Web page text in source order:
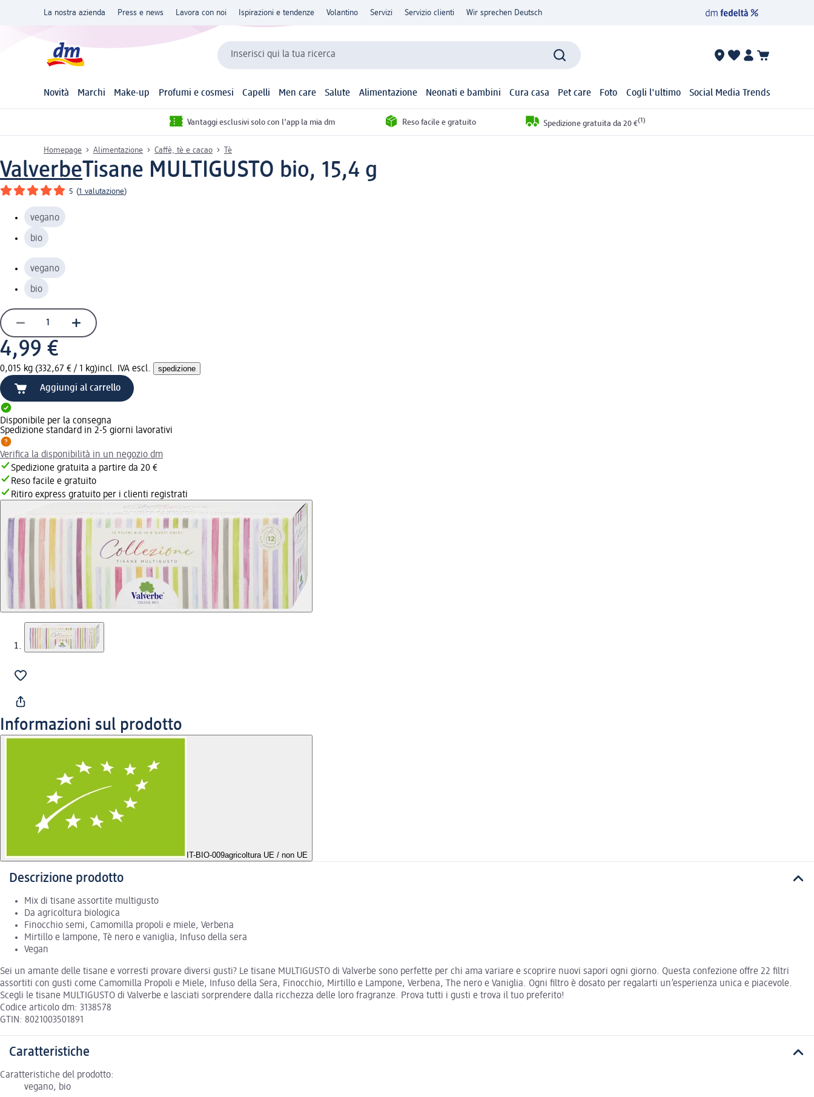
La nostra azienda Press e news Lavora con noi Ispirazioni e tendenze Volantino Servizi Servizio clienti Wir sprechen Deutsch
Inserisci qui la tua ricerca
Novità Marchi Make-up Profumi e cosmesi Capelli Men care Salute Alimentazione Neonati e bambini Cura casa Pet care Foto Cogli l'ultimo Social Media Trends
Vantaggi esclusivi solo con l'app la mia dm Reso facile e gratuito Spedizione gratuita da 20 €(1)
Homepage Alimentazione Caffè, tè e cacao Tè
ValverbeTisane MULTIGUSTO bio, 15,4 g
5 (1 valutazione)
vegano
bio
vegano
bio
4,99 €
0,015 kg (332,67 € / 1 kg)incl. IVA escl. spedizione
Aggiungi al carrello
Disponibile per la consegna
Spedizione standard in 2-5 giorni lavorativi
Verifica la disponibilità in un negozio dm
Spedizione gratuita a partire da 20 €
Reso facile e gratuito
Ritiro express gratuito per i clienti registrati
Informazioni sul prodotto
IT-BIO-009agricoltura UE / non UE
Descrizione prodotto
Mix di tisane assortite multigusto
Da agricoltura biologica
Finocchio semi, Camomilla propoli e miele, Verbena
Mirtillo e lampone, Tè nero e vaniglia, Infuso della sera
Vegan
Sei un amante delle tisane e vorresti provare diversi gusti? Le tisane MULTIGUSTO di Valverbe sono perfette per chi ama variare e scoprire nuovi sapori ogni giorno. Questa confezione offre 22 filtri
assortiti con gusti come Camomilla Propoli e Miele, Infuso della Sera, Finocchio, Mirtillo e Lampone, Verbena, The nero e Vaniglia. Ogni filtro è dosato per regalarti un’esperienza unica e piacevole.
Scegli le tisane MULTIGUSTO di Valverbe e lasciati sorprendere dalla ricchezza delle loro fragranze. Prova tutti i gusti e trova il tuo preferito!
Codice articolo dm: 3138578
GTIN: 8021003501891
Caratteristiche
Caratteristiche del prodotto:
vegano, bio